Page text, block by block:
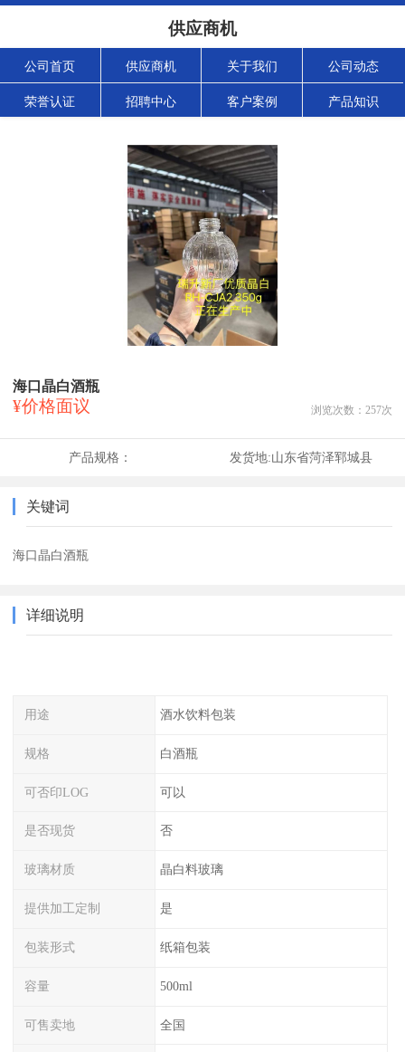
供应商机
公司首页 供应商机 关于我们 公司动态
荣誉认证 招聘中心 客户案例 产品知识
海口晶白酒瓶
¥价格面议 浏览次数： 257次
产品规格： 发货地:山东省菏泽郓城县
关键词
海口晶白酒瓶
详细说明
用途 酒水饮料包装
规格 白酒瓶
可否印LOG 可以
是否现货 否
玻璃材质 晶白料玻璃
提供加工定制 是
包装形式 纸箱包装
容量 500ml
可售卖地 全国